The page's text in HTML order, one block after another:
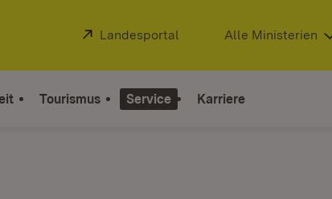
Extern:
Landesportal (Öffnet in neuem Fenster)
Alle Ministerien
Tourismus Service Karriere